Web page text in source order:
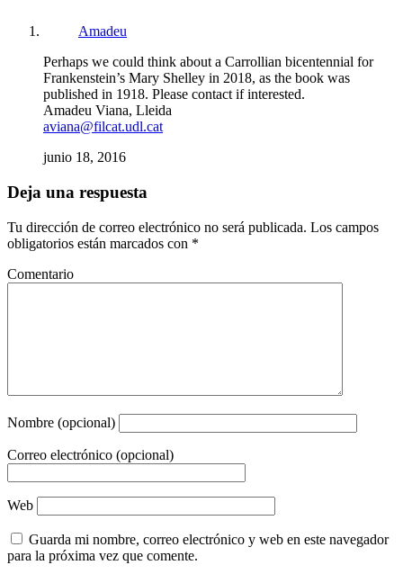
Amadeu
Perhaps we could think about a Carrollian bicentennial for
Frankenstein’s Mary Shelley in 2018, as the book was
published in 1918. Please contact if interested.
Amadeu Viana, Lleida
aviana@filcat.udl.cat
junio 18, 2016
Deja una respuesta
Tu dirección de correo electrónico no será publicada. Los campos
obligatorios están marcados con *
Comentario
Nombre (opcional)
Correo electrónico (opcional)
Web
Guarda mi nombre, correo electrónico y web en este navegador
para la próxima vez que comente.